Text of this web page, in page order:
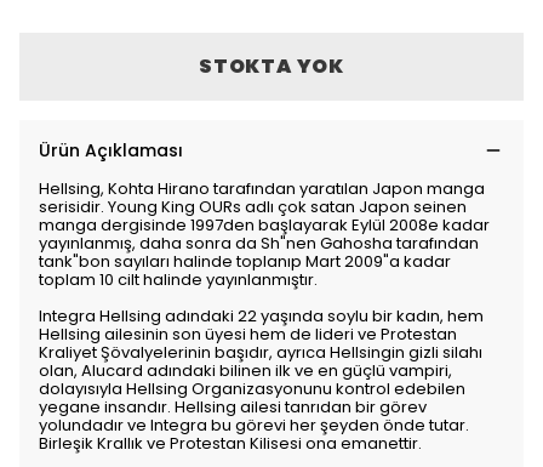
STOKTA YOK
Ürün Açıklaması
Hellsing, Kohta Hirano tarafından yaratılan Japon manga
serisidir. Young King OURs adlı çok satan Japon seinen
manga dergisinde 1997den başlayarak Eylül 2008e kadar
yayınlanmış, daha sonra da Sh"nen Gahosha tarafından
tank"bon sayıları halinde toplanıp Mart 2009"a kadar
toplam 10 cilt halinde yayınlanmıştır.
Integra Hellsing adındaki 22 yaşında soylu bir kadın, hem
Hellsing ailesinin son üyesi hem de lideri ve Protestan
Kraliyet Şövalyelerinin başıdır, ayrıca Hellsingin gizli silahı
olan, Alucard adındaki bilinen ilk ve en güçlü vampiri,
dolayısıyla Hellsing Organizasyonunu kontrol edebilen
yegane insandır. Hellsing ailesi tanrıdan bir görev
yolundadır ve Integra bu görevi her şeyden önde tutar.
Birleşik Krallık ve Protestan Kilisesi ona emanettir.